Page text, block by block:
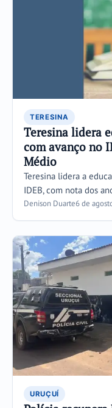
TERESINA
Teresina lidera
com avanço no
Médio
Teresina lidera a
IDEB, com nota dos
Denison Duarte6 de
URUÇUÍ